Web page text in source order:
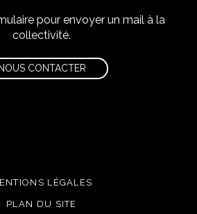
pour envoyer un mail à la
collectivité.
NOUS CONTACTER
LÉGALES
PLAN DU SITE